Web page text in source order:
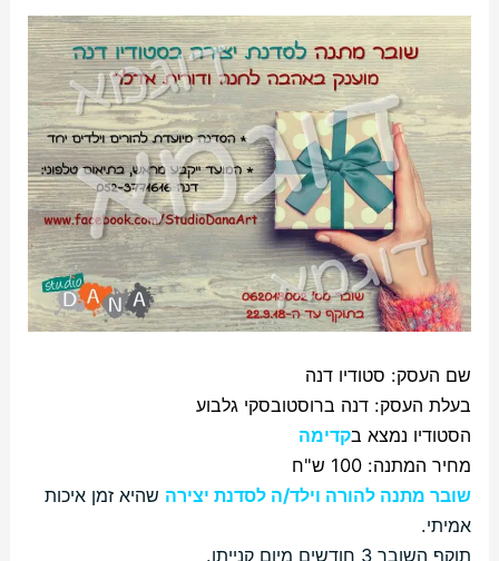
שם העסק: סטודיו דנה
בעלת העסק: דנה ברוסטובסקי גלבוע
הסטודיו נמצא בקדימה
מחיר המתנה: 100 ש"ח
שובר מתנה להורה וילד/ה לסדנת יצירה שהיא זמן איכות
אמיתי.
תוקף השובר 3 חודשים מיום קנייתו.